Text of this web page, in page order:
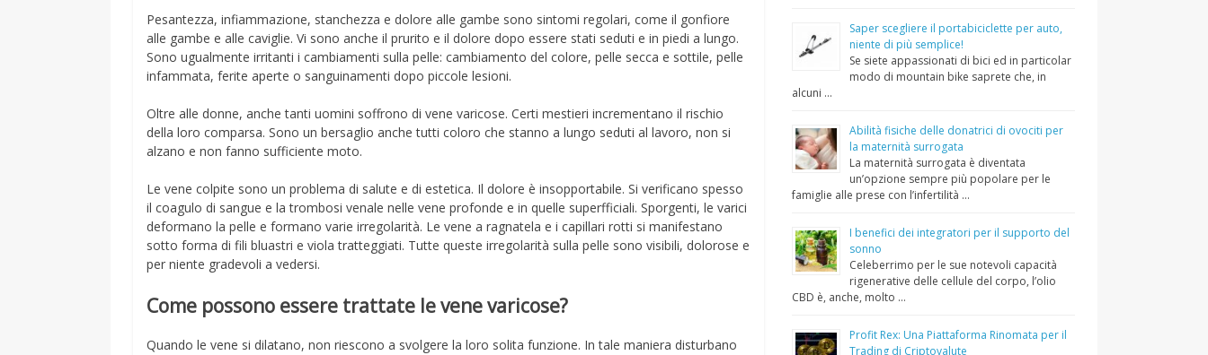
Pesantezza, infiammazione, stanchezza e dolore alle gambe sono sintomi regolari, come il gonfiore
alle gambe e alle caviglie. Vi sono anche il prurito e il dolore dopo essere stati seduti e in piedi a lungo.
Sono ugualmente irritanti i cambiamenti sulla pelle: cambiamento del colore, pelle secca e sottile, pelle
infammata, ferite aperte o sanguinamenti dopo piccole lesioni.
Oltre alle donne, anche tanti uomini soffrono di vene varicose. Certi mestieri incrementano il rischio
della loro comparsa. Sono un bersaglio anche tutti coloro che stanno a lungo seduti al lavoro, non si
alzano e non fanno sufficiente moto.
Le vene colpite sono un problema di salute e di estetica. Il dolore è insopportabile. Si verificano spesso
il coagulo di sangue e la trombosi venale nelle vene profonde e in quelle superfficiali. Sporgenti, le varici
deformano la pelle e formano varie irregolarità. Le vene a ragnatela e i capillari rotti si manifestano
sotto forma di fili bluastri e viola tratteggiati. Tutte queste irregolarità sulla pelle sono visibili, dolorose e
per niente gradevoli a vedersi.
Come possono essere trattate le vene varicose?
Quando le vene si dilatano, non riescono a svolgere la loro solita funzione. In tale maniera disturbano
Saper scegliere il portabiciclette per auto,
niente di più semplice!
Se siete appassionati di bici ed in particolar
modo di mountain bike saprete che, in
alcuni …
Abilità fisiche delle donatrici di ovociti per
la maternità surrogata
La maternità surrogata è diventata
un’opzione sempre più popolare per le
famiglie alle prese con l’infertilità …
I benefici dei integratori per il supporto del
sonno
Celeberrimo per le sue notevoli capacità
rigenerative delle cellule del corpo, l’olio
CBD è, anche, molto …
Profit Rex: Una Piattaforma Rinomata per il
Trading di Criptovalute